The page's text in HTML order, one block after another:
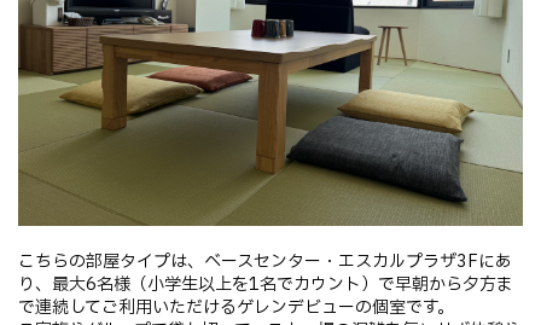
こちらの部屋タイプは、ベースセンター・エスカルプラザ3Fにあ
り、最大6名様（小学生以上を1名でカウント）で早朝から夕方ま
で連続してご利用いただけるゲレンデビューの個室です。